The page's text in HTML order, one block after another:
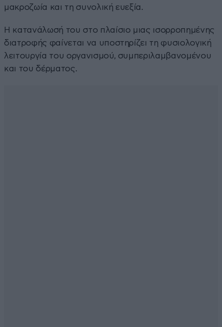
μακροζωία και τη συνολική ευεξία.
Η κατανάλωσή του στο πλαίσιο μιας ισορροπημένης
διατροφής φαίνεται να υποστηρίζει τη φυσιολογική
λειτουργία του οργανισμού, συμπεριλαμβανομένου
και του δέρματος.